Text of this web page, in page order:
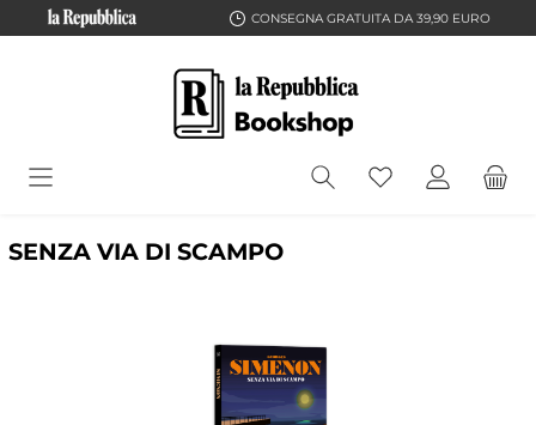
CONSEGNA GRATUITA DA 39,90 EURO
SENZA VIA DI SCAMPO